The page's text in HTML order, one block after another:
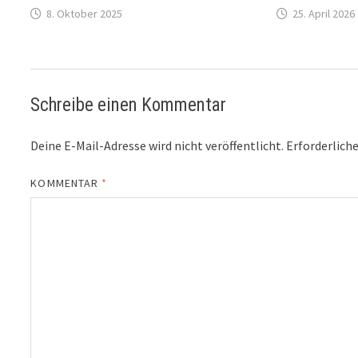
8. Oktober 2025 25. April 2026
Schreibe einen Kommentar
Deine E-Mail-Adresse wird nicht veröffentlicht.
KOMMENTAR *